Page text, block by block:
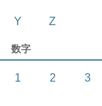
Y Z
数字
1 2 3